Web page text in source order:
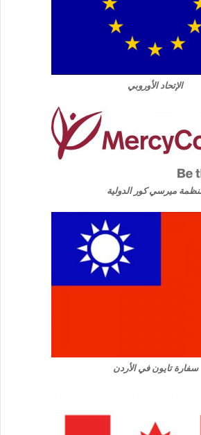
الإتحاد الأوروبي
ميرسي كور الدولية
سفارة تايون في الأردن